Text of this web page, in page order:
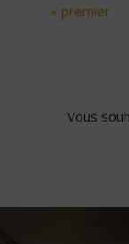
« premier
Vous